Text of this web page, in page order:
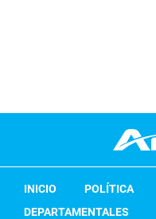
INICIO POLÍTICA
DEPARTAMENTALES